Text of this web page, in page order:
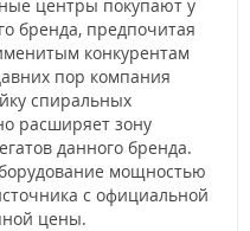
центры покупают у
бренда, предпочитая
конкурентам
пор компания
спиральных
расширяет зону
данного бренда.
мощностью
с официальной
цены.